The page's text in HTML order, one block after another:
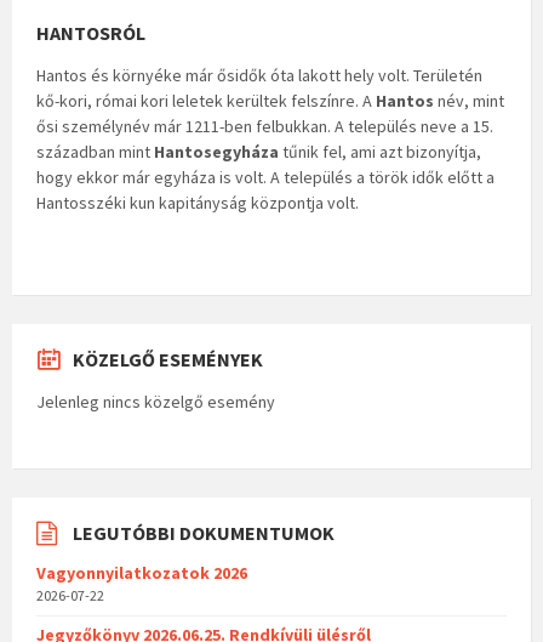
HANTOSRÓL
Hantos és környéke már ősidők óta lakott hely volt. Területén
kő-kori, római kori leletek kerültek felszínre. A Hantos név, mint
ősi személynév már 1211-ben felbukkan. A település neve a 15.
században mint Hantosegyháza tűnik fel, ami azt bizonyítja,
hogy ekkor már egyháza is volt. A település a török idők előtt a
Hantosszéki kun kapitányság központja volt.
KÖZELGŐ ESEMÉNYEK
Jelenleg nincs közelgő esemény
LEGUTÓBBI DOKUMENTUMOK
Vagyonnyilatkozatok 2026
2026-07-22
Jegyzőkönyv 2026.06.25. Rendkívüli ülésről